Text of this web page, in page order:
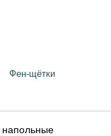
Фен-щётки